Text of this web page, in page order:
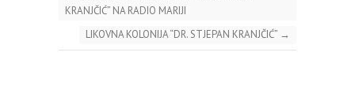
KRANJČIĆ” NA RADIO MARIJI
LIKOVNA KOLONIJA “DR. STJEPAN KRANJČIĆ” →